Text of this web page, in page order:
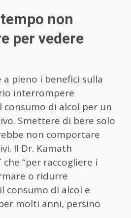
non
per vedere
pieno i benefici sulla
interrompere
di alcol per un
Smettere di bere solo
non comportare
Il Dr. Kamath
che “per raccogliere i
o ridurre
consumo di alcol e
molti anni, persino